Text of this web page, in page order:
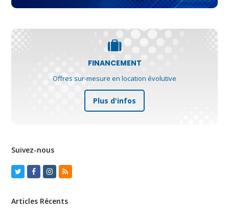
FINANCEMENT
Offres sur-mesure en location évolutive
Plus d'infos
Suivez-nous
TwitterFacebook
Instagram
RSS
Articles Récents